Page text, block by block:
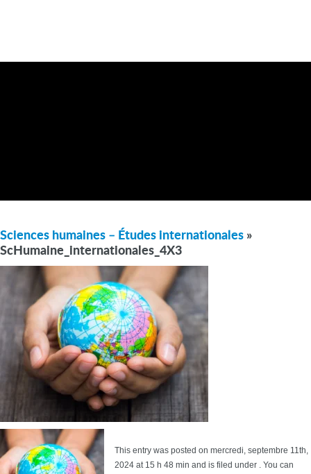
Sciences humaines – Études internationales »
ScHumaine_internationales_4X3
This entry was posted on mercredi, septembre 11th,
2024 at 15 h 48 min and is filed under . You can